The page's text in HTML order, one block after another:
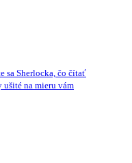
sa Sherlocka, čo čítať
na mieru vám